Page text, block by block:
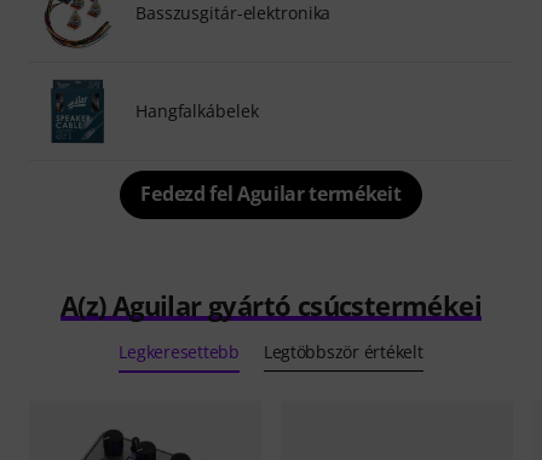
Basszusgitár-elektronika
Hangfalkábelek
Fedezd fel Aguilar termékeit
A(z) Aguilar gyártó csúcstermékei
Legkeresettebb Legtöbbször értékelt